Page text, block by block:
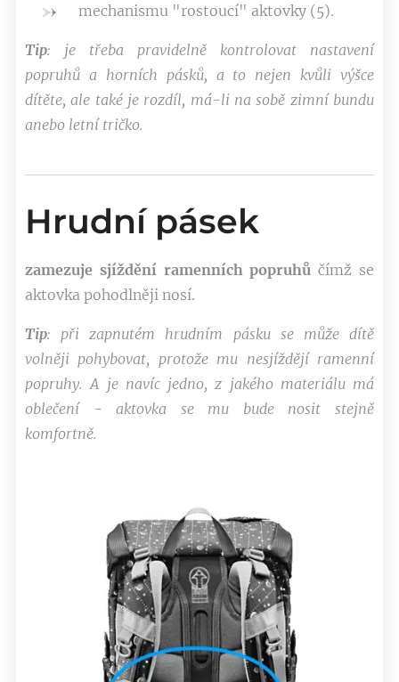
mechanismu "rostoucí" aktovky (5).
Tip: je třeba pravidelně kontrolovat nastavení
popruhů a horních pásků, a to nejen kvůli výšce
dítěte, ale také je rozdíl, má-li na sobě zimní bundu
anebo letní tričko.
Hrudní pásek
zamezuje sjíždění ramenních popruhů čímž se
aktovka pohodlněji nosí.
Tip: při zapnutém hrudním pásku se může dítě
volněji pohybovat, protože mu nesjíždějí ramenní
popruhy. A je navíc jedno, z jakého materiálu má
oblečení - aktovka se mu bude nosit stejně
komfortně.